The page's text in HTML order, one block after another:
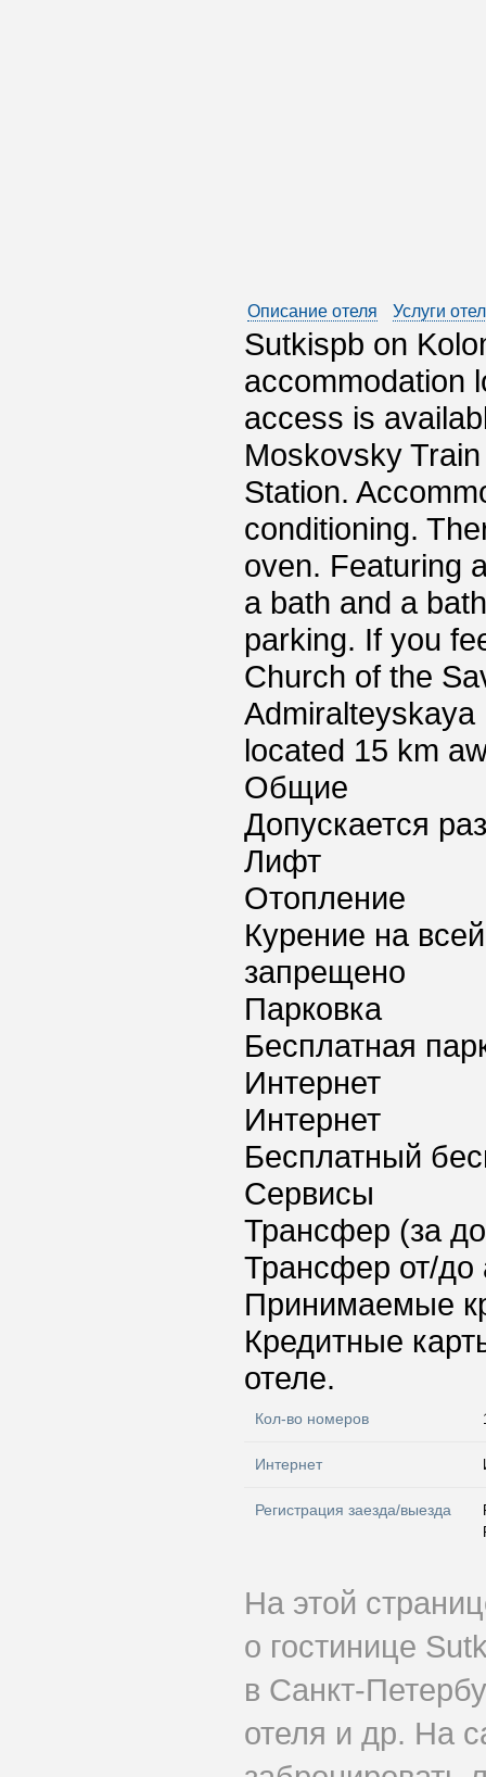
Описание отеля Услуги
Sutkispb on
accommodation
access is
Moskovsky
Station.
conditioning.
oven. Featuring
a bath and a
parking. If you
Church of the
Admiralteyskaya
located 15 km
Общие
Допускается
Лифт
Отопление
Курение на
запрещено
Парковка
Бесплатная
Интернет
Интернет
Бесплатный
Сервисы
Трансфер (за
Трансфер от/до
Принимаемые
Кредитные
отеле.
Кол-во номеров
Интернет
Регистрация заезда/выезда
На этой
о гостинице
в Санкт-
отеля и др. На